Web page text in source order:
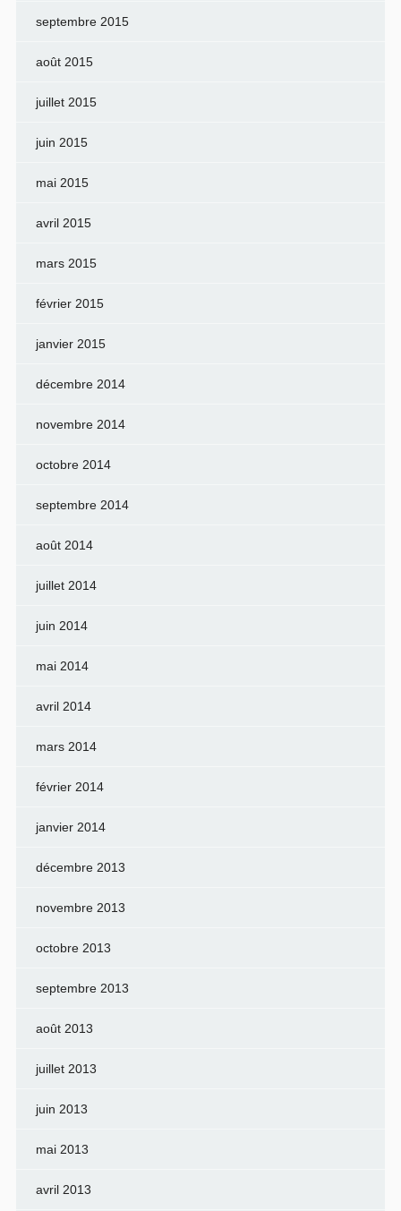
septembre 2015
août 2015
juillet 2015
juin 2015
mai 2015
avril 2015
mars 2015
février 2015
janvier 2015
décembre 2014
novembre 2014
octobre 2014
septembre 2014
août 2014
juillet 2014
juin 2014
mai 2014
avril 2014
mars 2014
février 2014
janvier 2014
décembre 2013
novembre 2013
octobre 2013
septembre 2013
août 2013
juillet 2013
juin 2013
mai 2013
avril 2013